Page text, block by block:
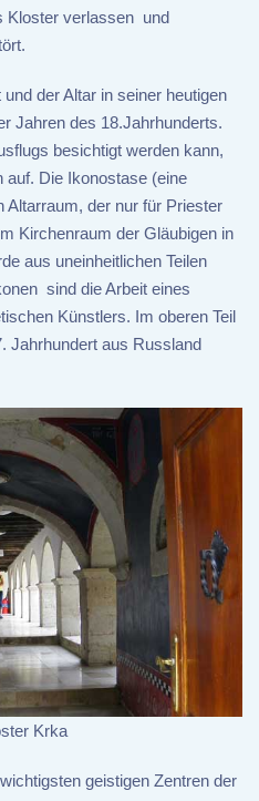
Kloster verlassen und
der Altar in seiner heutigen
Jahren des 18.Jahrhunderts.
besichtigt werden kann,
auf. Die Ikonostase (eine
Altarraum, der nur für Priester
Kirchenraum der Gläubigen in
aus uneinheitlichen Teilen
sind die Arbeit eines
Künstlers. Im oberen Teil
Jahrhundert aus Russland
Krka
geistigen Zentren der